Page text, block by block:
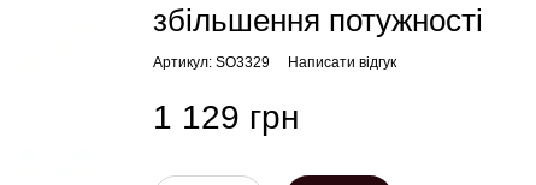
збільшення потужності
Артикул: SO3329 Написати відгук
1 129 грн